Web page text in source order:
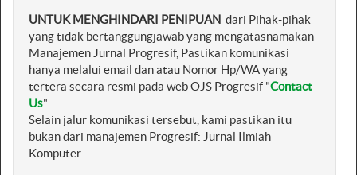
UNTUK MENGHINDARI PENIPUAN dari Pihak-pihak
yang tidak bertanggungjawab yang mengatasnamakan
Manajemen Jurnal Progresif, Pastikan komunikasi
hanya melalui email dan atau Nomor Hp/WA yang
tertera secara resmi pada web OJS Progresif "Contact
Us".
Selain jalur komunikasi tersebut, kami pastikan itu
bukan dari manajemen Progresif: Jurnal Ilmiah
Komputer